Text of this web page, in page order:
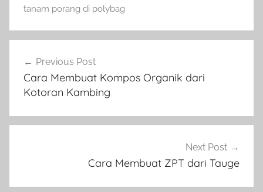
tanam porang di polybag
pos
Previous Post
Cara Membuat Kompos Organik dari
Kotoran Kambing
Next Post
Cara Membuat ZPT dari Tauge